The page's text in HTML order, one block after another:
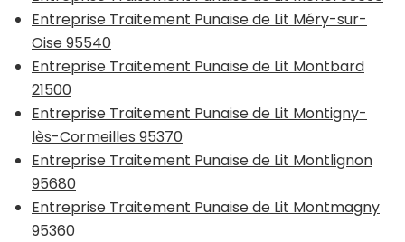
Entreprise Traitement Punaise de Lit Méry-sur-
Oise 95540
Entreprise Traitement Punaise de Lit Montbard
21500
Entreprise Traitement Punaise de Lit Montigny-
lès-Cormeilles 95370
Entreprise Traitement Punaise de Lit Montlignon
95680
Entreprise Traitement Punaise de Lit Montmagny
95360